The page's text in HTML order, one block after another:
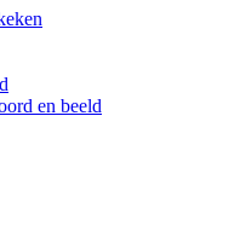
en beeld